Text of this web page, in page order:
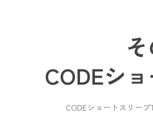
CODEシ
CODEショートスリー